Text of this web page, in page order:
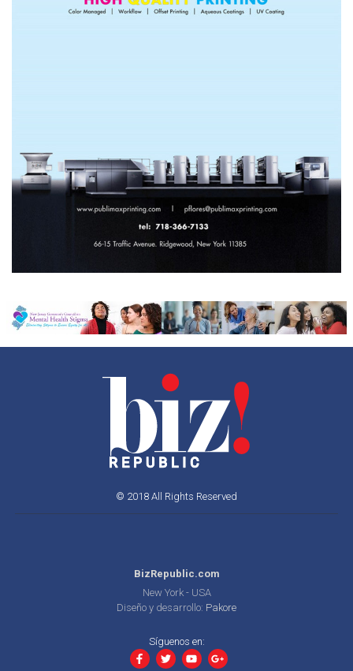
© 2018 All Rights Reserved
BizRepublic.com
New York - USA
Diseño y desarrollo: Pakore
Síguenos en: